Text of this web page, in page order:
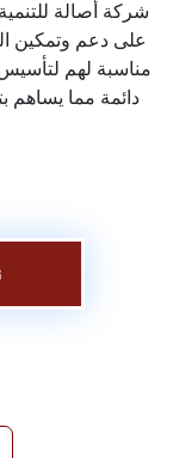
شركة أصالة
على دعم وتمكين
مناسبة لهم
دائمة مما يساهم